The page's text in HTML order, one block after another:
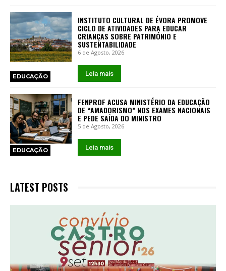
EDUCAÇÃO
INSTITUTO CULTURAL DE ÉVORA PROMOVE
CICLO DE ATIVIDADES PARA EDUCAR
CRIANÇAS SOBRE PATRIMÓNIO E
SUSTENTABILIDADE
6 de Agosto, 2026
Leia mais
EDUCAÇÃO
FENPROF ACUSA MINISTÉRIO DA EDUCAÇÃO
DE “AMADORISMO” NOS EXAMES NACIONAIS
E PEDE SAÍDA DO MINISTRO
5 de Agosto, 2026
Leia mais
LATEST POSTS